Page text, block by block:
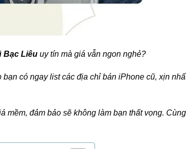
Bạc Liêu uy tín mà giá vẫn ngon nghẻ?
bạn có ngay list các địa chỉ bán iPhone cũ, xịn
mềm, đảm bảo sẽ không làm bạn thất vọng. Cùng